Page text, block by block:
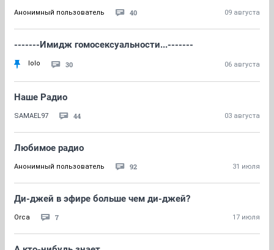
Анонимный пользователь 40 09 августа
-------Имидж гомосексуальности...-------
lolo 30 06 августа
Наше Радио
SAMAEL97 44 03 августа
Любимое радио
Анонимный пользователь 92 31 июля
Ди-джей в эфире больше чем ди-джей?
Orca 7 17 июля